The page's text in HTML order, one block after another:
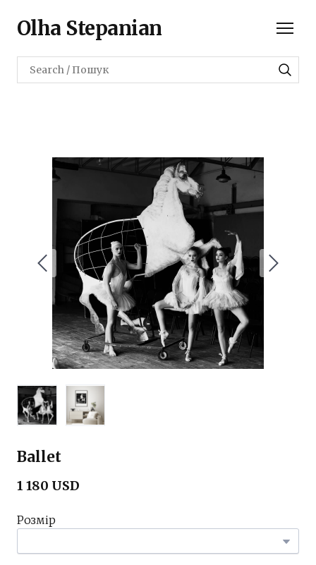
Olha Stepanian
Ballet
1 180 USD
Розмір